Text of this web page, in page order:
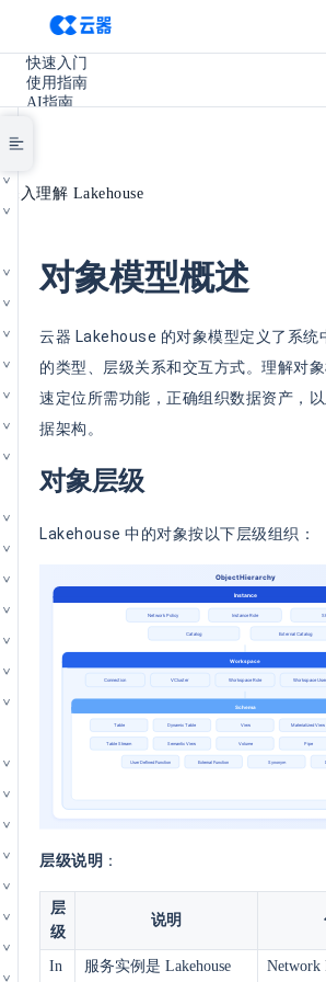
快速入门
使用指南
AI指南
使用场景
产品更新
/
深入理解 Lakehouse
对象模型概述
云器 Lakehouse 的对象模型定义了系统
的类型、层级关系和交互方式。理解对
速定位所需功能，正确组织数据资产，
据架构。
对象层级
Lakehouse 中的对象按以下层级组织：
层级说明 ：
层
级
说明
In 服务实例是 Lakehouse Network